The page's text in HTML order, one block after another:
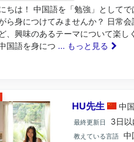
ちは！ 中国語を「勉強」として
ら身につけてみませんか？ 日常
、興味のあるテーマについて楽し
国語を身につ ... もっと見る
HU先生 中国
最終更新日 3日以
教えている言語 中